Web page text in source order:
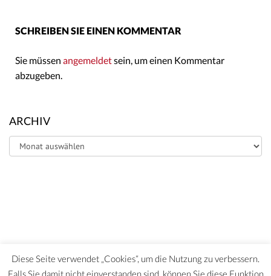
SCHREIBEN SIE EINEN KOMMENTAR
Sie müssen angemeldetsein, um einen Kommentar
abzugeben.
ARCHIV
Archiv
Diese Seite verwendet „Cookies“, um die Nutzung zu verbessern.
Falls Sie damit nicht einverstanden sind, können Sie diese Funktion